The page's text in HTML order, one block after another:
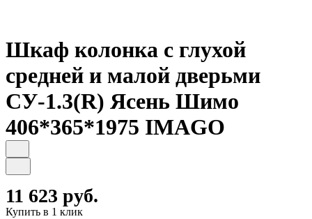
Шкаф колонка с глухой
средней и малой дверьми
СУ-1.3(R) Ясень Шимо
406*365*1975 IMAGO
11 623 руб.
Купить в 1 клик